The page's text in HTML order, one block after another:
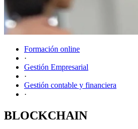
Formación online
·
Gestión Empresarial
·
Gestión contable y financiera
·
BLOCKCHAIN